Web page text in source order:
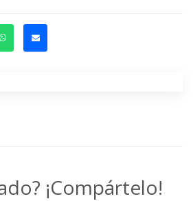
¡Compártelo!